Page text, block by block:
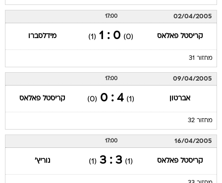
02/04/2005
17:00
קריסטל פאלאס (0)
0 : 1
(1) מידלסברו
מחזור 31
09/04/2005
17:00
אברטון (1)
4 : 0
(0) קריסטל פאלאס
מחזור 32
16/04/2005
17:00
קריסטל פאלאס (1)
3 : 3
(1) נוריץ'